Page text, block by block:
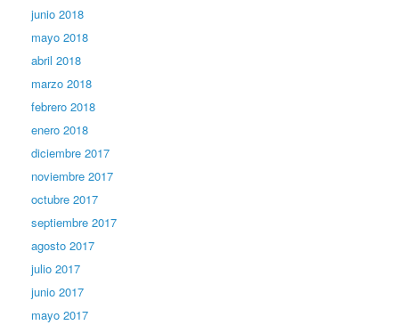
junio 2018
mayo 2018
abril 2018
marzo 2018
febrero 2018
enero 2018
diciembre 2017
noviembre 2017
octubre 2017
septiembre 2017
agosto 2017
julio 2017
junio 2017
mayo 2017